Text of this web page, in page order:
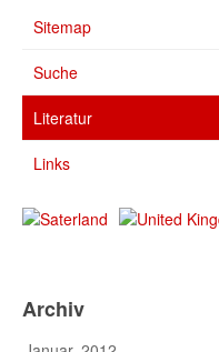
Sitemap
Suche
Literatur
Links
Archiv